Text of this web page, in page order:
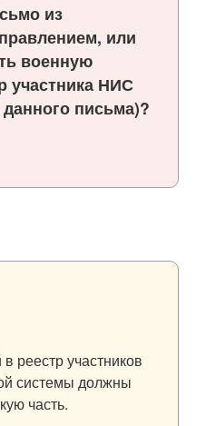
из
или
военную
участника НИС
письма)?
реестр участников
системы должны
часть.